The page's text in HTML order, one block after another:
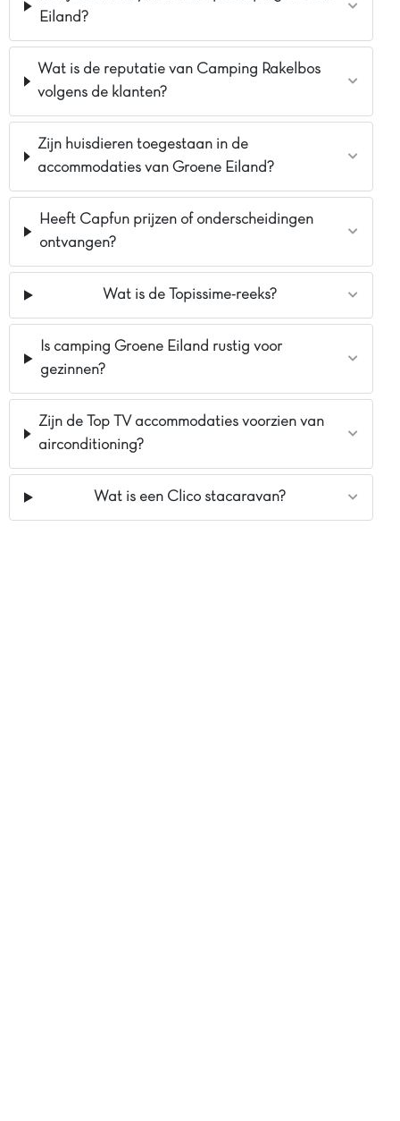
Eiland?
Wat is de reputatie van Camping Rakelbos
volgens de klanten?
Zijn huisdieren toegestaan in de
accommodaties van Groene Eiland?
Heeft Capfun prijzen of onderscheidingen
ontvangen?
Wat is de Topissime-reeks?
Is camping Groene Eiland rustig voor
gezinnen?
Zijn de Top TV accommodaties voorzien van
airconditioning?
Wat is een Clico stacaravan?